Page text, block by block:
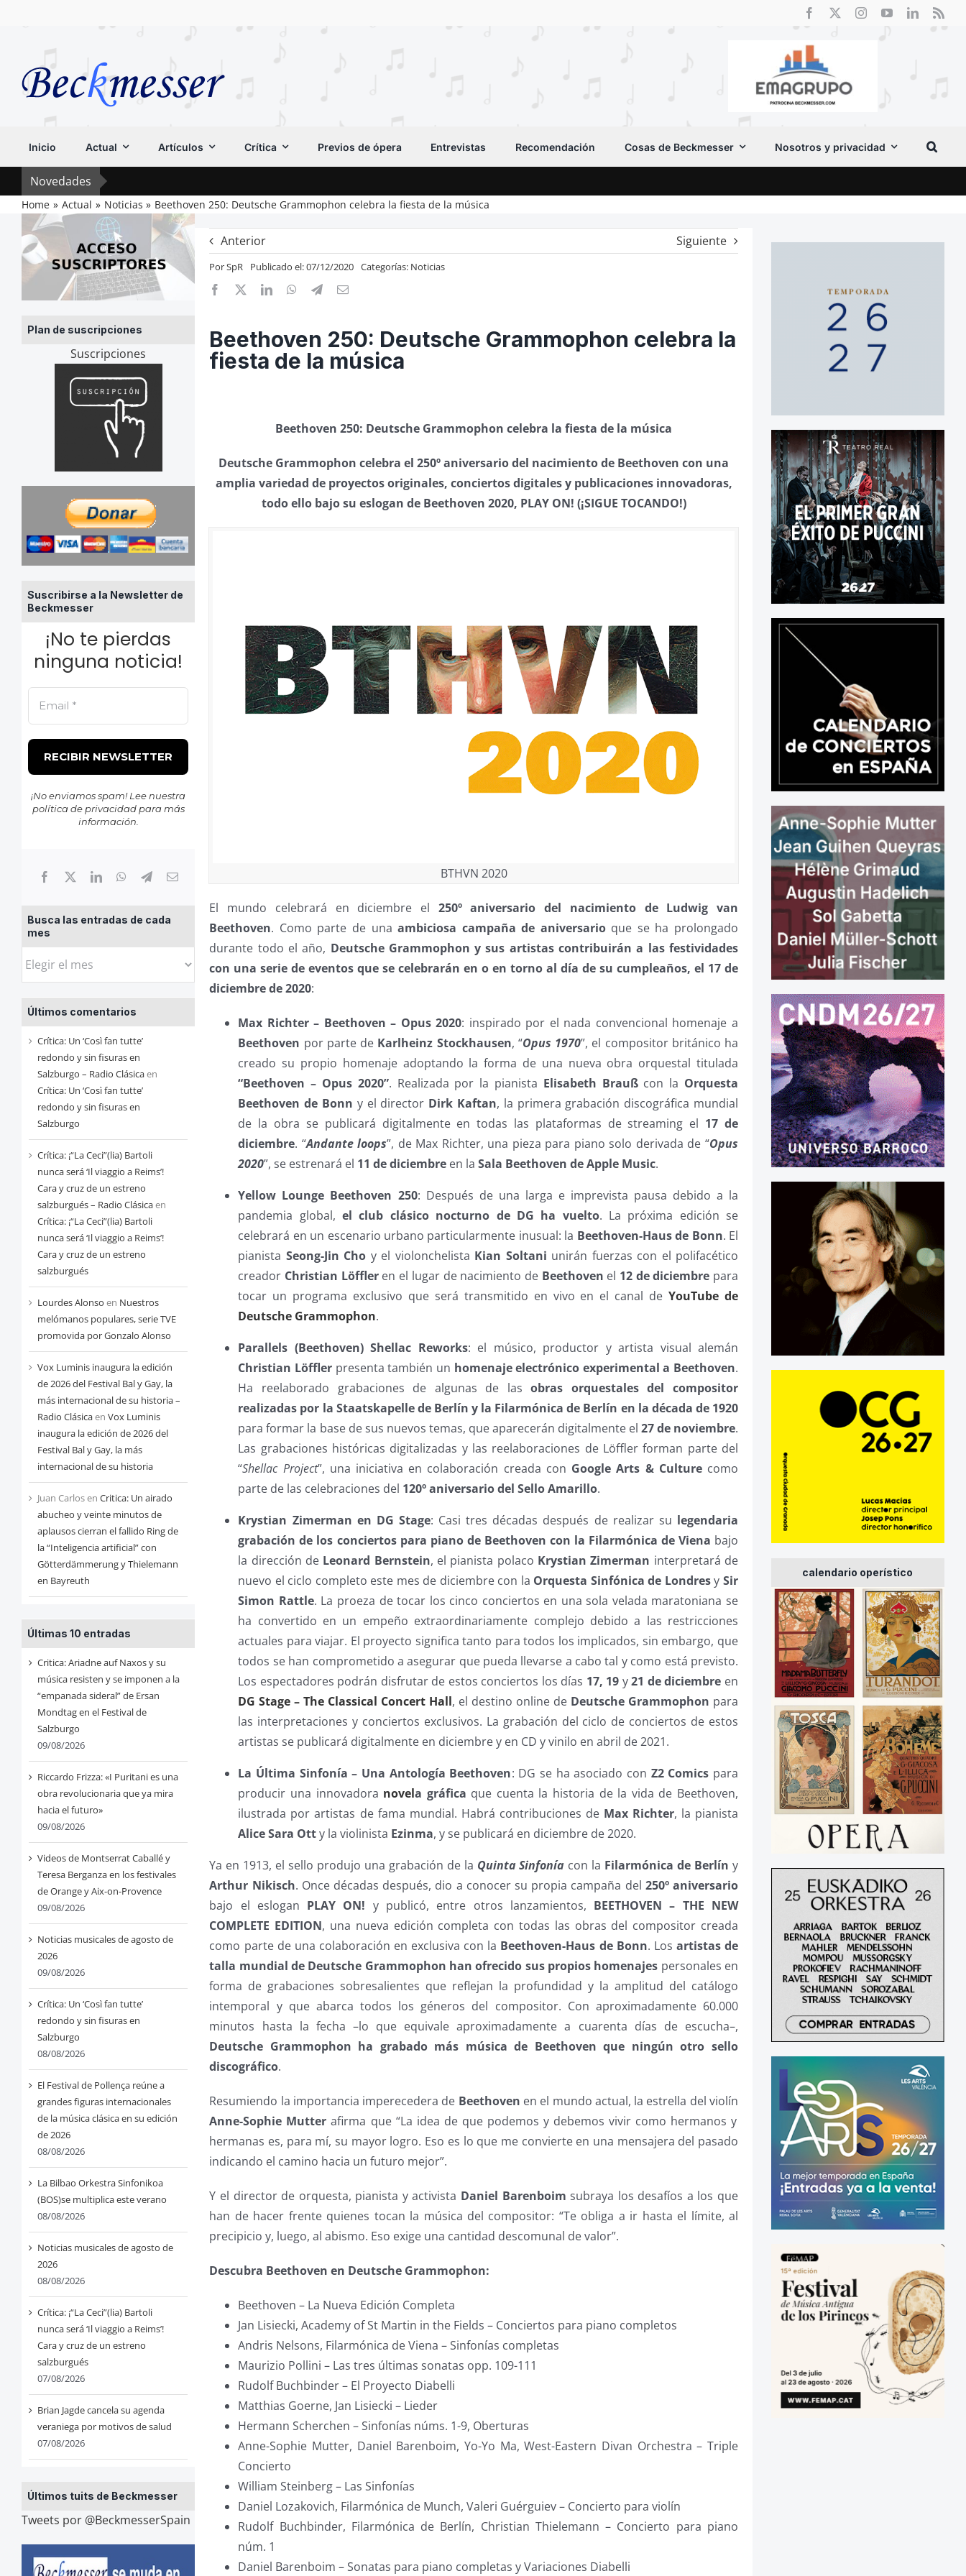
Inicio Actual Artículos Crítica Previos de ópera Entrevistas Recomendación Cosas de Beckmesser Nosotros y privacidad
Novedades
Home Actual Noticias Beethoven 250: Deutsche Grammophon celebra la fiesta de la música
Plan de suscripciones
Suscripciones
Suscribirse a la Newsletter de
Beckmesser
¡No te pierdas
ninguna noticia!
¡No enviamos spam! Lee nuestra
política de privacidadpara más
información.
Busca las entradas de cada
mes
Busca
entradas
de
cada
mes
Últimos comentarios
Crítica: Un ‘Così fan tutte’
redondo y sin fisuras en
Salzburgo – Radio Clásicaen
Crítica: Un ‘Così fan tutte’
redondo y sin fisuras en
Salzburgo
Crítica: ¡“La Ceci”(lia) Bartoli
nunca será ‘Il viaggio a Reims’!
Cara y cruz de un estreno
salzburgués – Radio Clásicaen
Crítica: ¡“La Ceci”(lia) Bartoli
nunca será ‘Il viaggio a Reims’!
Cara y cruz de un estreno
salzburgués
Lourdes Alonso en Nuestros
melómanos populares, serie TVE
promovida por Gonzalo Alonso
Vox Luminis inaugura la edición
de 2026 del Festival Bal y Gay, la
más internacional de su historia –
Radio Clásicaen Vox Luminis
inaugura la edición de 2026 del
Festival Bal y Gay, la más
internacional de su historia
Juan Carlosen Critica: Un airado
abucheo y veinte minutos de
aplausos cierran el fallido Ring de
la “Inteligencia artificial” con
Götterdämmerung y Thielemann
en Bayreuth
Últimas 10 entradas
Critica: Ariadne auf Naxos y su
música resisten y se imponen a la
“empanada sideral” de Ersan
Mondtag en el Festival de
Salzburgo
09/08/2026
Riccardo Frizza: «I Puritani es una
obra revolucionaria que ya mira
hacia el futuro»
09/08/2026
Videos de Montserrat Caballé y
Teresa Berganza en los festivales
de Orange y Aix-on-Provence
09/08/2026
Noticias musicales de agosto de
2026
09/08/2026
Crítica: Un ‘Così fan tutte’
redondo y sin fisuras en
Salzburgo
08/08/2026
El Festival de Pollença reúne a
grandes figuras internacionales
de la música clásica en su edición
de 2026
08/08/2026
La Bilbao Orkestra Sinfonikoa
(BOS)se multiplica este verano
08/08/2026
Noticias musicales de agosto de
2026
08/08/2026
Crítica: ¡“La Ceci”(lia) Bartoli
nunca será ‘Il viaggio a Reims’!
Cara y cruz de un estreno
salzburgués
07/08/2026
Brian Jagde cancela su agenda
veraniega por motivos de salud
07/08/2026
Últimos tuits de Beckmesser
Tweets por @BeckmesserSpain
Anterior Siguiente
PorSpR Publicado el: 07/12/2020 Categorías: Noticias
Beethoven 250: Deutsche Grammophon celebra la
fiesta de la música
Beethoven 250: Deutsche Grammophon celebra la fiesta de la música
Deutsche Grammophon celebra el 250º aniversario del nacimiento de Beethoven con una
amplia variedad de proyectos originales, conciertos digitales y publicaciones innovadoras,
todo ello bajo su eslogan de Beethoven 2020, PLAY ON! (¡SIGUE TOCANDO!)
BTHVN 2020
El mundo celebrará en diciembre el 250º aniversario del nacimiento de Ludwig van
Beethoven. Como parte de unaambiciosa campaña de aniversarioque se ha prolongado
durante todo el año, Deutsche Grammophon y sus artistas contribuirán a las festividades
con una serie de eventos que se celebrarán en o en torno al día de su cumpleaños, el 17 de
diciembre de 2020:
Max Richter – Beethoven – Opus 2020: inspirado por el nada convencional homenaje a
Beethoven por parte de Karlheinz Stockhausen, “Opus 1970”, el compositor británico ha
creado su propio homenaje adoptando la forma de una nueva obra orquestal titulada
“Beethoven – Opus 2020”. Realizada por la pianista Elisabeth Braußcon la Orquesta
Beethoven de Bonn y el director Dirk Kaftan, la primera grabación discográfica mundial
de la obra se publicará digitalmente en todas las plataformas de streaming el 17 de
diciembre. “Andante loops”, de Max Richter, una pieza para piano solo derivada de “Opus
2020”, se estrenará el 11 de diciembre en laSala Beethoven de Apple Music.
Yellow Lounge Beethoven 250: Después de una larga e imprevista pausa debido a la
pandemia global,el club clásico nocturno de DG ha vuelto. La próxima edición se
celebrará en un escenario urbano particularmente inusual: la Beethoven-Haus de Bonn. El
pianista Seong-Jin Cho y el violonchelista Kian Soltani unirán fuerzas con el polifacético
creador Christian Löffleren el lugar de nacimiento de Beethoven el 12 de diciembre para
tocar un programa exclusivo que será transmitido en vivo en el canal deYouTube de
Deutsche Grammophon.
Parallels (Beethoven) Shellac Reworks: el músico, productor y artista visual alemán
Christian Löffler presenta también un homenaje electrónico experimental a Beethoven.
Ha reelaborado grabaciones de algunas de lasobras orquestales del compositor
realizadas por la Staatskapelle de Berlín y la Filarmónica de Berlín en la década de 1920
para formar la base de sus nuevos temas, que aparecerán digitalmente el 27 de noviembre.
Las grabaciones históricas digitalizadas y las reelaboraciones de Löffler forman parte del
“Shellac Project”, una iniciativa en colaboración creada con Google Arts & Culturecomo
parte de las celebraciones del 120º aniversario del Sello Amarillo.
Krystian Zimerman en DG Stage: Casi tres décadas después de realizar su legendaria
grabación de los conciertos para piano de Beethoven con la Filarmónica de Viena bajo
la dirección de Leonard Bernstein, el pianista polaco Krystian Zimerman interpretará de
nuevo el ciclo completo este mes de diciembre con la Orquesta Sinfónica de Londresy Sir
Simon Rattle. La proeza de tocar los cinco conciertos en una sola velada maratoniana se
ha convertido en un empeño extraordinariamente complejo debido a las restricciones
actuales para viajar. El proyecto significa tanto para todos los implicados, sin embargo, que
todos se han comprometido a asegurar que pueda llevarse a cabo tal y como está previsto.
Los espectadores podrán disfrutar de estos conciertos los días 17, 19 y21 de diciembre en
DG Stage – The Classical Concert Hall, el destino online de Deutsche Grammophon para
las interpretaciones y conciertos exclusivos. La grabación del ciclo de conciertos de estos
artistas se publicará digitalmente en diciembre y en CD y vinilo en abril de 2021.
La Última Sinfonía – Una Antología Beethoven: DG se ha asociado con Z2 Comics para
producir una innovadora novela gráfica que cuenta la historia de la vida de Beethoven,
ilustrada por artistas de fama mundial. Habrá contribuciones de Max Richter, la pianista
Alice Sara Otty la violinista Ezinma, y se publicará en diciembre de 2020.
Ya en 1913, el sello produjo una grabación de la Quinta Sinfonía con la Filarmónica de Berlín y
Arthur Nikisch. Once décadas después, dio a conocer su propia campaña del 250º aniversario
bajo el eslogan PLAY ON! y publicó, entre otros lanzamientos, BEETHOVEN – THE NEW
COMPLETE EDITION, una nueva edición completa con todas las obras del compositor creada
como parte de una colaboración en exclusiva con la Beethoven-Haus de Bonn. Los artistas de
talla mundial de Deutsche Grammophon han ofrecido sus propios homenajes personales en
forma de grabaciones sobresalientes que reflejan la profundidad y la amplitud del catálogo
intemporal y que abarca todos los géneros del compositor. Con aproximadamente 60.000
minutos hasta la fecha –lo que equivale aproximadamente a cuarenta días de escucha–,
Deutsche Grammophon ha grabado más música de Beethoven que ningún otro sello
discográfico.
Resumiendo la importancia imperecedera de Beethoven en el mundo actual, la estrella del violín
Anne-Sophie Mutter afirma que “La idea de que podemos y debemos vivir como hermanos y
hermanas es, para mí, su mayor logro. Eso es lo que me convierte en una mensajera del pasado
indicando el camino hacia un futuro mejor”.
Y el director de orquesta, pianista y activista Daniel Barenboim subraya los desafíos a los que
han de hacer frente quienes tocan la música del compositor: “Te obliga a ir hasta el límite, al
precipicio y, luego, al abismo. Eso exige una cantidad descomunal de valor”.
Descubra Beethoven en Deutsche Grammophon:
Beethoven – La Nueva Edición Completa
Jan Lisiecki, Academy of St Martin in the Fields – Conciertos para piano completos
Andris Nelsons, Filarmónica de Viena – Sinfonías completas
Maurizio Pollini – Las tres últimas sonatas opp. 109-111
Rudolf Buchbinder – El Proyecto Diabelli
Matthias Goerne, Jan Lisiecki – Lieder
Hermann Scherchen – Sinfonías núms. 1-9, Oberturas
Anne-Sophie Mutter, Daniel Barenboim, Yo-Yo Ma, West-Eastern Divan Orchestra – Triple
Concierto
William Steinberg – Las Sinfonías
Daniel Lozakovich, Filarmónica de Munch, Valeri Guérguiev – Concierto para violín
Rudolf Buchbinder, Filarmónica de Berlín, Christian Thielemann – Concierto para piano
núm. 1
Daniel Barenboim – Sonatas para piano completas y Variaciones Diabelli
calendario operístico